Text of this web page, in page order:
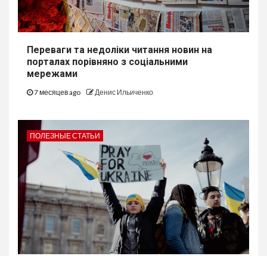
Переваги та недоліки читання новин на
порталах порівняно з соціальними
мережами
7 месяцев ago Денис Ильиченко
ПОЛЕЗНЫЕ СТАТЬИ